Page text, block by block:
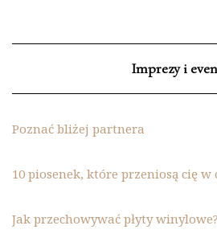
Imprezy i
Poznać bliżej partnera
10 piosenek, które przeniosą cię w
Jak przechowywać płyty winylowe?